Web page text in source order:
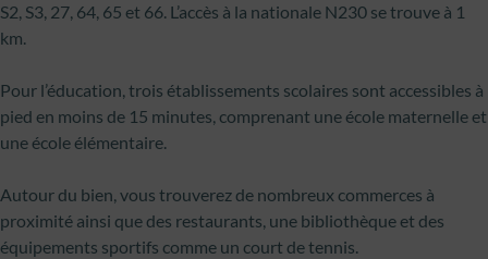
S2, S3, 27, 64, 65 et 66. L’accès à la nationale N230 se trouve à 1
km.
Pour l’éducation, trois établissements scolaires sont accessibles à
pied en moins de 15 minutes, comprenant une école maternelle et
une école élémentaire.
Autour du bien, vous trouverez de nombreux commerces à
proximité ainsi que des restaurants, une bibliothèque et des
équipements sportifs comme un court de tennis.